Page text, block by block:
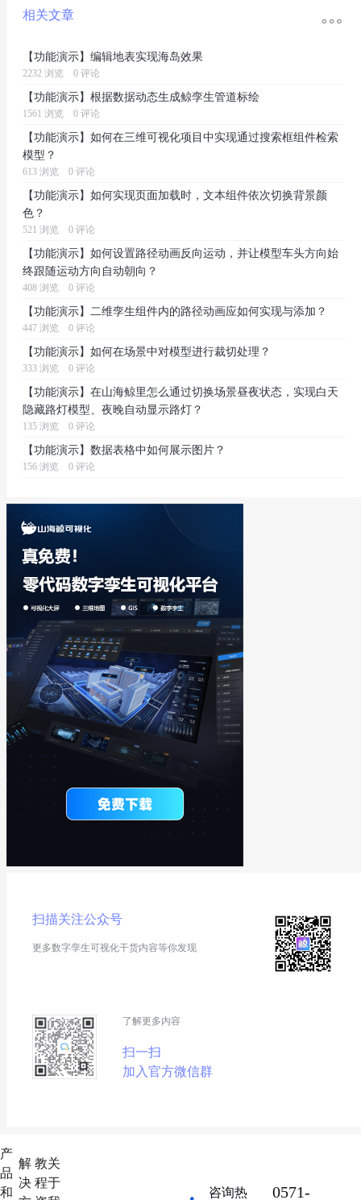
相关文章 
【功能演示】编辑地表实现海岛效果
2232 浏览 0 评论
【功能演示】根据数据动态生成鲸孪生管道标绘
1561 浏览 0 评论
【功能演示】如何在三维可视化项目中实现通过搜索框组件检索
模型？
613 浏览 0 评论
【功能演示】如何实现页面加载时，文本组件依次切换背景颜
色？
521 浏览 0 评论
【功能演示】如何设置路径动画反向运动，并让模型车头方向始
终跟随运动方向自动朝向？
408 浏览 0 评论
【功能演示】二维孪生组件内的路径动画应如何实现与添加？
447 浏览 0 评论
【功能演示】如何在场景中对模型进行裁切处理？
333 浏览 0 评论
【功能演示】在山海鲸里怎么通过切换场景昼夜状态，实现白天
隐藏路灯模型、夜晚自动显示路灯？
135 浏览 0 评论
【功能演示】数据表格中如何展示图片？
156 浏览 0 评论
扫描关注公众号
更多数字孪生可视化干货内容等你发现
了解更多内容
扫一扫
加入官方微信群
产
品
和
解
决
教
程
关
于
咨询热 0571-